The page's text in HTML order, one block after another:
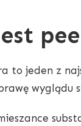
to jeden z
wyglądu